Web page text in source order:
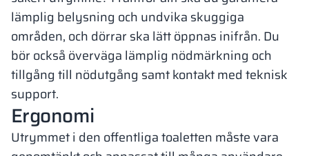
lämplig belysning och undvika skuggiga
områden, och dörrar ska lätt öppnas inifrån. Du
bör också överväga lämplig nödmärkning och
tillgång till nödutgång samt kontakt med teknisk
support.
Ergonomi
Utrymmet i den offentliga toaletten måste vara